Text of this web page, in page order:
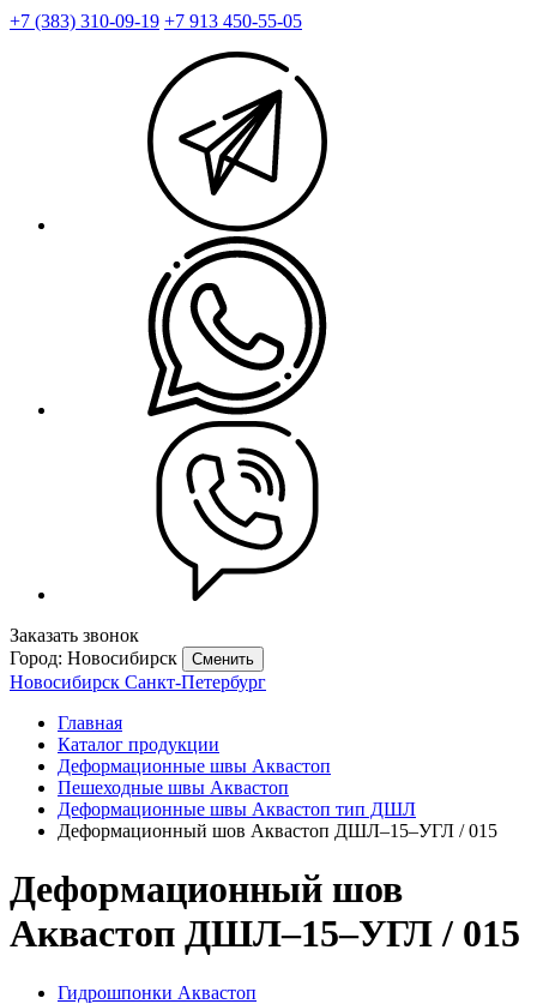
+7 (383) 310-09-19 +7 913 450-55-05
Заказать звонок
Город: Новосибирск
Сменить
Новосибирск Санкт-Петербург
Главная
Каталог продукции
Деформационные швы Аквастоп
Пешеходные швы Аквастоп
Деформационные швы Аквастоп тип ДШЛ
Деформационный шов Аквастоп ДШЛ–15–УГЛ / 015
Деформационный шов
Аквастоп ДШЛ–15–УГЛ / 015
Гидрошпонки Аквастоп